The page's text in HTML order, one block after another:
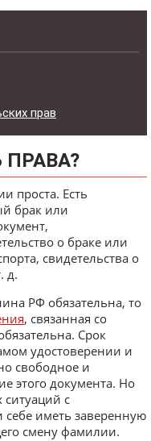
прав
проста. Есть
брак или
о браке или
свидетельства о
д.
РФ обязательна, то
, связанная со
Срок
удостоверении и
свободное и
этого документа. Но
с
себе иметь заверенную
смену фамилии.